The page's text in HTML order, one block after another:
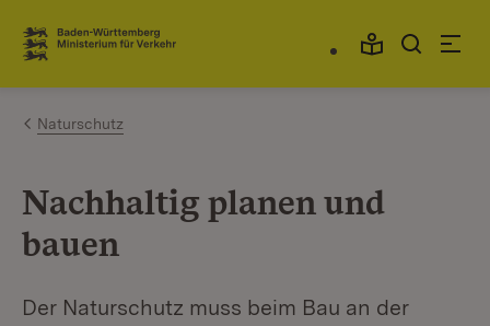
Zum Inhalt springen
Link zur Startseite
Naturschutz
Nachhaltig planen und
bauen
Der Naturschutz muss beim Bau an der